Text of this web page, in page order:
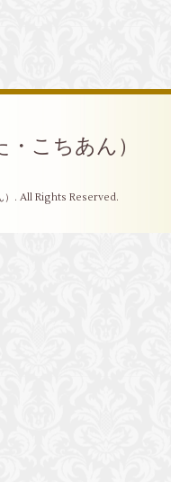
こちあん）
. All Rights Reserved.